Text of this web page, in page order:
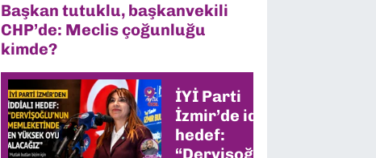
Başkan tutuklu, başkanvekili
CHP’de: Meclis çoğunluğu
kimde?
İYİ Parti
İzmir’de iddialı
hedef:
“Dervişoğlu’nun